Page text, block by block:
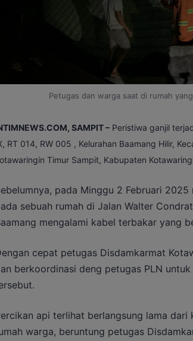
Petugas dan warga saat di rumah
SAMPIT –Peristiwa ganjil
RT 014, RW 005 , Kelurahan Baamang Hilir,
Timur Sampit, Kabupaten
pada Minggu 2 Februari
sebuah rumah di Jalan Walter
mengalami kabel terbakar yang
cepat petugas Disdamkarmat
berkoordinasi deng petugas PLN
api terlihat berlangsung lama dari
warga, beruntung petugas